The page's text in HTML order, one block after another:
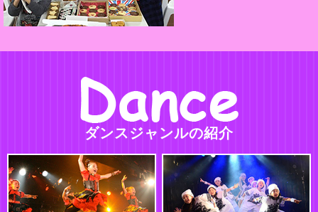
ダンスジャンルの紹介